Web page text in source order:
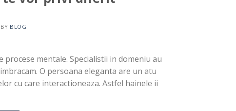
BY BLOG
mentale. Specialistii in domeniu au
O persoana eleganta are un atu
cu care interactioneaza. Astfel hainele ii